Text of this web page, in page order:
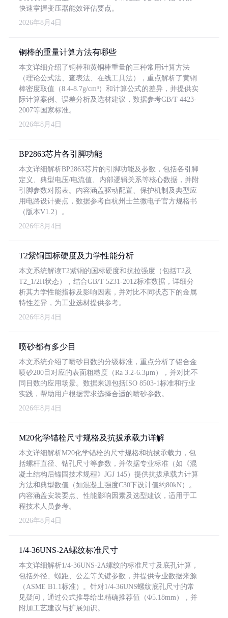
快速掌握变压器能效评估要点。
2026年8月4日
铜棒的重量计算方法有哪些
本文详细介绍了铜棒和黄铜棒重量的三种常用计算方法
（理论公式法、查表法、在线工具法），重点解析了黄铜
棒密度取值（8.4-8.7g/cm³）和计算公式的差异，并提供实
际计算案例、误差分析及选材建议，数据参考GB/T 4423-
2007等国家标准。
2026年8月4日
BP2863芯片各引脚功能
本文详细解析BP2863芯片的引脚功能及参数，包括各引脚
定义、典型电压/电流值、内部逻辑关系等核心数据，并附
引脚参数对照表。内容涵盖驱动配置、保护机制及典型应
用电路设计要点，数据参考自杭州士兰微电子官方规格书
（版本V1.2）。
2026年8月4日
T2紫铜国标硬度及力学性能分析
本文系统解读T2紫铜的国标硬度和抗拉强度（包括T2及
T2_1/2H状态），结合GB/T 5231-2012标准数据，详细分
析其力学性能指标及影响因素，并对比不同状态下的金属
特性差异，为工业选材提供参考。
2026年8月4日
喷砂都有多少目
本文系统介绍了喷砂目数的分级标准，重点分析了铝合金
喷砂200目对应的表面粗糙度（Ra 3.2-6.3μm），并对比不
同目数的应用场景。数据来源包括ISO 8503-1标准和行业
实践，帮助用户根据需求选择合适的喷砂参数。
2026年8月4日
M20化学锚栓尺寸规格及抗拔承载力详解
本文详细解析M20化学锚栓的尺寸规格和抗拔承载力，包
括螺杆直径、钻孔尺寸等参数，并依据专业标准（如《混
凝土结构后锚固技术规程》JGJ 145）提供抗拔承载力计算
方法和典型数值（如混凝土强度C30下设计值约80kN）。
内容涵盖安装要点、性能影响因素及选型建议，适用于工
程技术人员参考。
2026年8月4日
1/4-36UNS-2A螺纹标准尺寸
本文详细解析1/4-36UNS-2A螺纹的标准尺寸及底孔计算，
包括外径、螺距、公差等关键参数，并提供专业数据来源
（ASME B1.1标准）。针对1/4-36UNS螺纹底孔尺寸的常
见疑问，通过公式推导给出精确推荐值（Φ5.18mm），并
附加工艺建议与扩展知识。